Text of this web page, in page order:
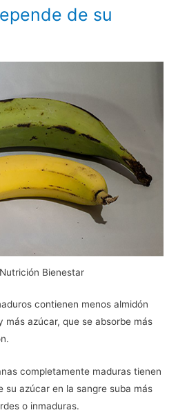
de su
Bienestar
contienen menos almidón
más azúcar, que se absorbe más
completamente maduras tienen
su azúcar en la sangre suba más
o inmaduras.